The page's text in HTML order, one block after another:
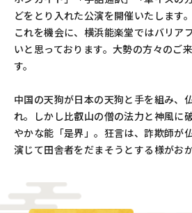
どをとり入れた公演を開催いたします。
これを機会に、横浜能楽堂ではバリア
いと思っております。大勢の方々のご
す。
中国の天狗が日本の天狗と手を組み、
れ。しかし比叡山の僧の法力と神風に
やかな能「是界」。狂言は、詐欺師が
演じて田舎者をだまそうとする様がお